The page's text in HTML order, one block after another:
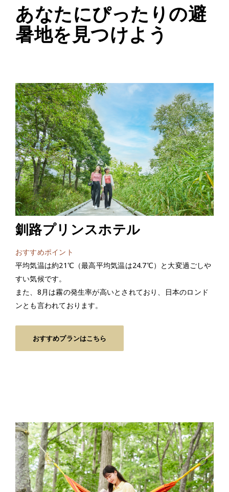
あなたにぴったりの避
暑地を見つけよう
釧路プリンスホテル
おすすめポイント
平均気温は約21℃（最高平均気温は24.7℃）と大変過ごしや
すい気候です。
また、8月は霧の発生率が高いとされており、日本のロンド
ンとも言われております。
おすすめプランはこちら